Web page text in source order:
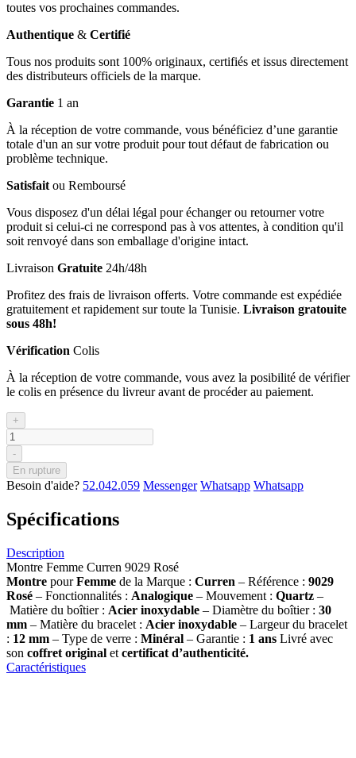
toutes vos prochaines commandes.
Authentique & Certifié
Tous nos produits sont 100% originaux, certifiés et issus directement
des distributeurs officiels de la marque.
Garantie 1 an
À la réception de votre commande, vous bénéficiez d’une garantie
totale d'un an sur votre produit pour tout défaut de fabrication ou
problème technique.
Satisfait ou Remboursé
Vous disposez d'un délai légal pour échanger ou retourner votre
produit si celui-ci ne correspond pas à vos attentes, à condition qu'il
soit renvoyé dans son emballage d'origine intact.
Livraison Gratuite 24h/48h
Profitez des frais de livraison offerts. Votre commande est expédiée
gratuitement et rapidement sur toute la Tunisie. Livraison gratouite
sous 48h!
Vérification Colis
À la réception de votre commande, vous avez la posibilité de vérifier
le colis en présence du livreur avant de procéder au paiement.
+
-
En rupture
Besoin d'aide? 52.042.059 Messenger Whatsapp Whatsapp
Spécifications
Description
Montre Femme Curren 9029 Rosé
Montre pourFemme de la Marque : Curren – Référence : 9029
Rosé – Fonctionnalités : Analogique – Mouvement : Quartz –
Matière du boîtier : Acier inoxydable – Diamètre du boîtier : 30
mm – Matière du bracelet : Acier inoxydable – Largeur du bracelet
: 12 mm – Type de verre : Minéral – Garantie : 1 ans Livré avec
son coffret original et certificat d’authenticité.
Caractéristiques